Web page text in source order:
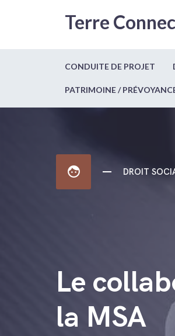
Terre
CONDUITE DE PROJET
PATRIMOINE /
face DROIT
Le
la MSA